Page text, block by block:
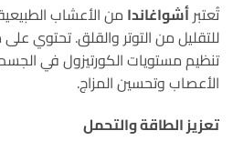
تُعتبرأشواغاندا من الأعشاب
للتقليل من التوتر والقلق. تحتوي
تنظيم مستويات الكورتيزول في
الأعصاب وتحسين المزاج.
تعزيز الطاقة والتحمل